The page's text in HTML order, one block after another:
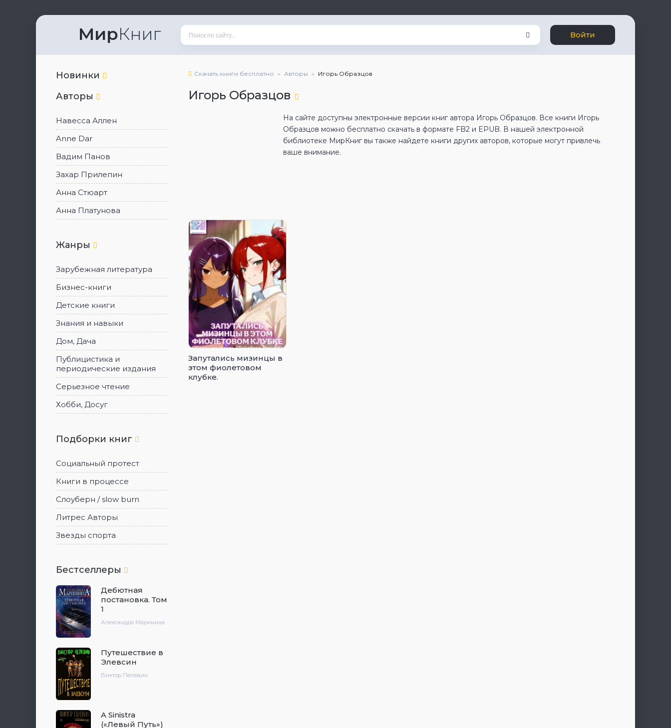
МирКниг Войти
Новинки
Авторы
Навесса Аллен
Anne Dar
Вадим Панов
Захар Прилепин
Анна Стюарт
Анна Платунова
Жанры
Зарубежная литература
Бизнес-книги
Детские книги
Знания и навыки
Дом, Дача
Публицистика и
периодические издания
Серьезное чтение
Хобби, Досуг
Подборки книг
Социальный протест
Книги в процессе
Слоуберн / slow burn
Литрес Авторы
Звезды спорта
Бестселлеры
Дебютная
постановка. Том
1
Александра Маринина
Путешествие в
Элевсин
Виктор Пелевин
A Sinistra
(«Левый Путь»)
Скачать книги бесплатно Авторы Игорь Образцов
Игорь Образцов
На сайте доступны электронные версии книг автора Игорь Образцов. Все книги Игорь
Образцов можно бесплатно скачать в формате FB2 и EPUB. В нашей электронной
библиотеке МирКниг вы также найдете книги других авторов, которые могут привлечь
ваше внимание.
Запутались мизинцы в
этом фиолетовом
клубке.